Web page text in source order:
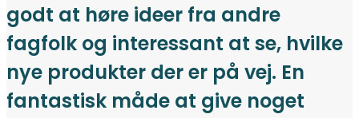
godt at høre ideer fra andre
fagfolk og interessant at se, hvilke
nye produkter der er på vej. En
fantastisk måde at give noget